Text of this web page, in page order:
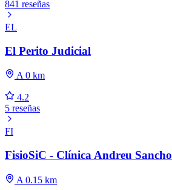
841 reseñas
EL
El Perito Judicial
A 0 km
4.2
5 reseñas
FI
FisioSiC - Clínica Andreu Sancho
A 0.15 km